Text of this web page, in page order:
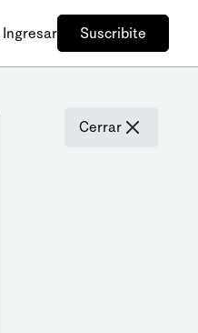
Ingresar Suscribite
Cerrar